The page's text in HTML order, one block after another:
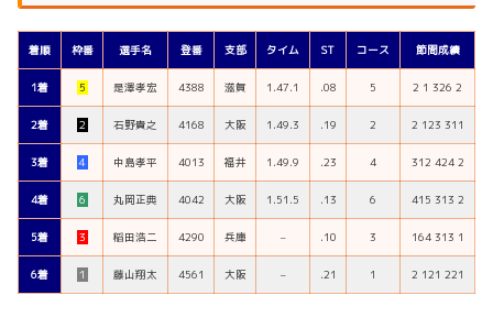
着順 枠番 選手名 登番 支部 タイム ST コース 節間成績
1着 ５ 是澤孝宏 4388 滋賀 1.47.1 .08 5 2 1 326 2
2着 ２ 石野貴之 4168 大阪 1.49.3 .19 2 2 123 311
3着 ４ 中島孝平 4013 福井 1.49.9 .23 4 312 424 2
4着 ６ 丸岡正典 4042 大阪 1.51.5 .13 6 415 313 2
5着 ３ 稲田浩二 4290 兵庫 – .10 3 164 313 1
6着 １ 藤山翔太 4561 大阪 – .21 1 2 121 221